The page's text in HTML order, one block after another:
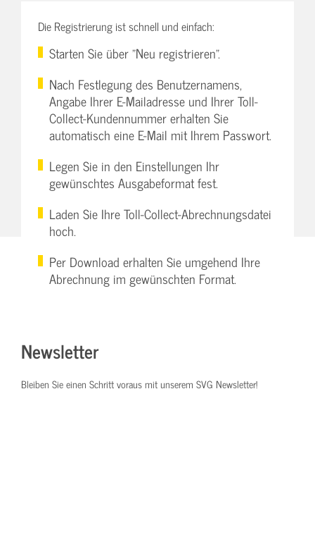
Die Registrierung ist schnell und einfach:
Starten Sie über "Neu registrieren".
Nach Festlegung des Benutzernamens,
Angabe Ihrer E-Mailadresse und Ihrer Toll-
Collect-Kundennummer erhalten Sie
automatisch eine E-Mail mit Ihrem Passwort.
Legen Sie in den Einstellungen Ihr
gewünschtes Ausgabeformat fest.
Laden Sie Ihre Toll-Collect-Abrechnungsdatei
hoch.
Per Download erhalten Sie umgehend Ihre
Abrechnung im gewünschten Format.
Newsletter
Bleiben Sie einen Schritt voraus mit unserem SVG Newsletter!